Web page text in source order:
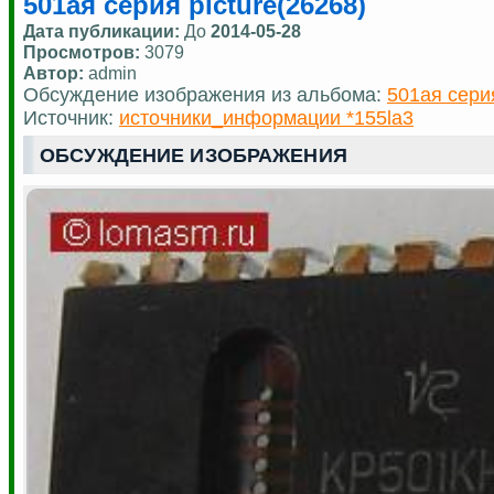
Дата публикации: До 2014-05-28
Просмотров: 3079
Автор: admin
Обсуждение изображения из альбома: 501ая
Источник: источники_информации *155la3
ОБСУЖДЕНИЕ ИЗОБРАЖЕНИЯ